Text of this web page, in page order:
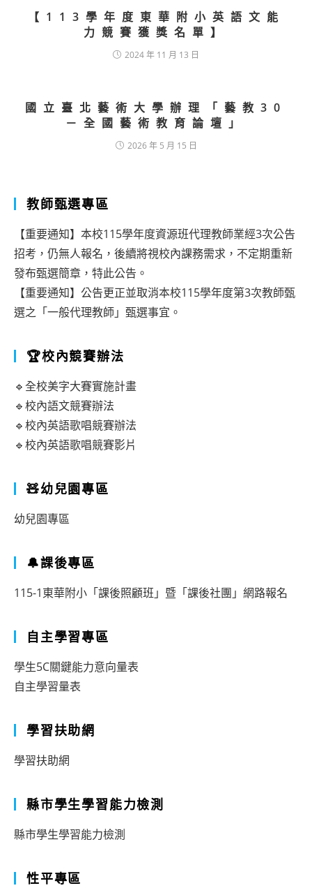
【113學年度東華附小英語文能
力競賽獲獎名單】
2024 年 11 月 13 日
國立臺北藝術大學辦理「藝教30
－全國藝術教育論壇」
2026 年 5 月 15 日
教師甄選專區
【重要通知】本校115學年度資源班代理教師業經3次公告
招考，仍無人報名，後續將視校內課務需求，不定期重新
發布甄選簡章，特此公告。
【重要通知】公告更正並取消本校115學年度第3次教師甄
選之「一般代理教師」甄選事宜。
🏆校內競賽辦法
🔹全校美字大賽實施計畫
🔹校內語文競賽辦法
🔹校內英語歌唱競賽辦法
🔹校內英語歌唱競賽影片
🧸幼兒園專區
幼兒園專區
🔔課後專區
115-1東華附小「課後照顧班」暨「課後社團」網路報名
自主學習專區
學生5C關鍵能力意向量表
自主學習量表
學習扶助網
學習扶助網
縣市學生學習能力檢測
縣市學生學習能力檢測
性平專區